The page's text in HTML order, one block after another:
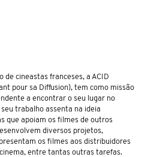
de cineastas franceses, a ACID
pour sa Diffusion), tem como missão
a encontrar o seu lugar no
trabalho assenta na ideia
que apoiam os filmes de outros
diversos projetos,
os filmes aos distribuidores
entre tantas outras tarefas.